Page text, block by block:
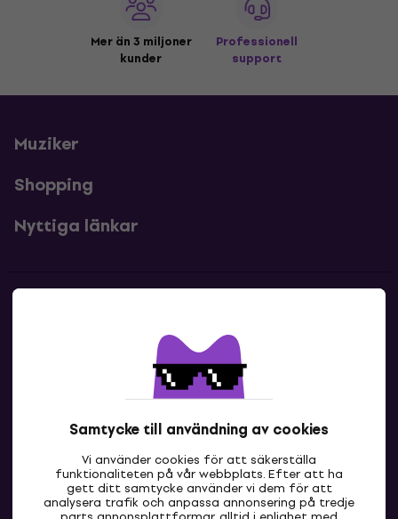
Samtycke till användning av cookies
Vi använder cookies för att säkerställa
funktionaliteten på vår webbplats. Efter att ha
gett ditt samtycke använder vi dem för att
analysera trafik och anpassa annonsering på tredje
Mer än 3 miljoner
kunder
Professionell
support
Muziker
Shopping
Nyttiga länkar
Kontakta oss